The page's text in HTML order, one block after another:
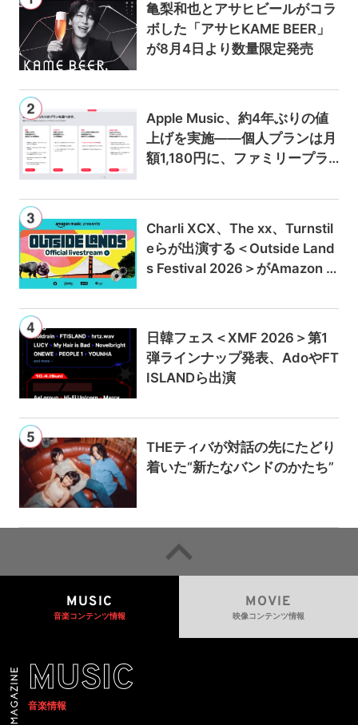
亀梨和也とアサヒビールがコラ
ボした「アサヒKAME BEER」
が8月4日より数量限定発売
Apple Music、約4年ぶりの値
上げを実施——個人プランは月
額1,180円に、ファミリープラ
Charli XCX、The xx、Turnstil
eらが出演する＜Outside Land
s Festival 2026＞がAmazon M
ブ配信
日韓フェス＜XMF 2026＞第1
弾ラインナップ発表、AdoやFT
ISLANDら出演
THEティバが対話の先にたどり
着いた“新たなバンドのかたち”
MUSIC
音楽コンテンツ情報
MOVIE
映像コンテンツ情報
MUSIC
音楽情報